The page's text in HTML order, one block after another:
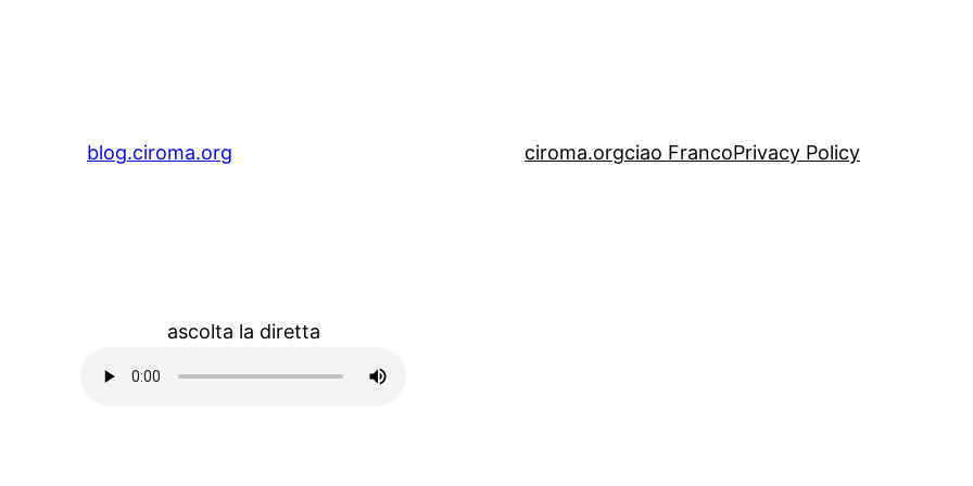
blog.ciroma.org ciroma.orgciao FrancoPrivacy Policy
ascolta la diretta